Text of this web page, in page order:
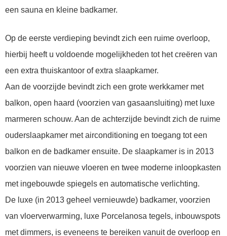
een sauna en kleine badkamer.
Op de eerste verdieping bevindt zich een ruime overloop,
hierbij heeft u voldoende mogelijkheden tot het creëren van
een extra thuiskantoor of extra slaapkamer.
Aan de voorzijde bevindt zich een grote werkkamer met
balkon, open haard (voorzien van gasaansluiting) met luxe
marmeren schouw. Aan de achterzijde bevindt zich de ruime
ouderslaapkamer met airconditioning en toegang tot een
balkon en de badkamer ensuite. De slaapkamer is in 2013
voorzien van nieuwe vloeren en twee moderne inloopkasten
met ingebouwde spiegels en automatische verlichting.
De luxe (in 2013 geheel vernieuwde) badkamer, voorzien
van vloerverwarming, luxe Porcelanosa tegels, inbouwspots
met dimmers, is eveneens te bereiken vanuit de overloop en